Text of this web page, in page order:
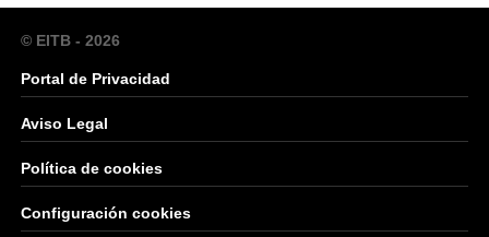
© EITB - 2026
Portal de Privacidad
Aviso Legal
Política de cookies
Configuración cookies